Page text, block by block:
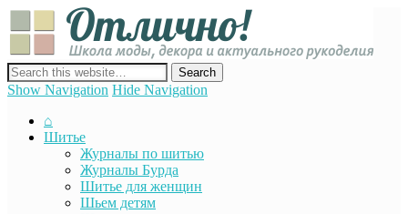
сайт о декоре, дизайне и моде, вязании, шитье и других видах
рукоделия
Show Navigation Hide Navigation
⌂
Шитье
Журналы по шитью
Журналы Бурда
Шитье для женщин
Шьем детям